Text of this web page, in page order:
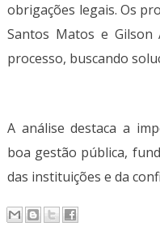
obrigações legais. Os
Santos Matos e Gilson
processo, buscando
A análise destaca a
boa gestão pública,
das instituições e da